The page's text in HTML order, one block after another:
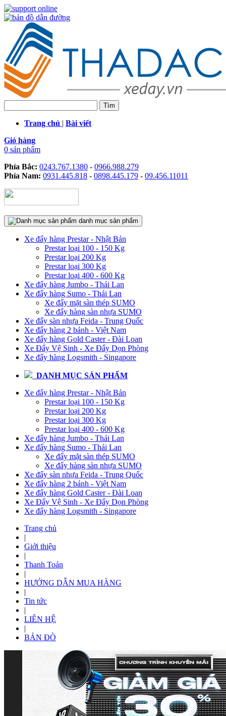
Trang chủ | Bài viết
Giỏ hàng
0 sản phẩm
Phía Bắc: 0243.767.1380 - 0966.988.279
Phía Nam: 0931.445.818 - 0898.445.179 - 09.456.11011
danh mục sản phẩm
Xe đẩy hàng Prestar - Nhật Bản
Prestar loại 100 - 150 Kg
Prestar loại 200 Kg
Prestar loại 300 Kg
Prestar loại 400 - 600 Kg
Xe đẩy hàng Jumbo - Thái Lan
Xe đẩy hàng Sumo - Thái Lan
Xe đẩy mặt sàn thép SUMO
Xe đẩy hàng sàn nhựa SUMO
Xe đẩy sàn nhựa Feida - Trung Quốc
Xe đẩy hàng 2 bánh - Việt Nam
Xe đẩy hàng Gold Caster - Đài Loan
Xe Đẩy Vệ Sinh - Xe Đẩy Dọn Phòng
Xe đẩy hàng Logsmith - Singapore
DANH MỤC SẢN PHẨM
Xe đẩy hàng Prestar - Nhật Bản
Prestar loại 100 - 150 Kg
Prestar loại 200 Kg
Prestar loại 300 Kg
Prestar loại 400 - 600 Kg
Xe đẩy hàng Jumbo - Thái Lan
Xe đẩy hàng Sumo - Thái Lan
Xe đẩy mặt sàn thép SUMO
Xe đẩy hàng sàn nhựa SUMO
Xe đẩy sàn nhựa Feida - Trung Quốc
Xe đẩy hàng 2 bánh - Việt Nam
Xe đẩy hàng Gold Caster - Đài Loan
Xe Đẩy Vệ Sinh - Xe Đẩy Dọn Phòng
Xe đẩy hàng Logsmith - Singapore
Trang chủ
|
Giới thiệu
|
Thanh Toán
|
HƯỚNG DẪN MUA HÀNG
|
Tin tức
|
LIÊN HỆ
|
BẢN ĐÒ